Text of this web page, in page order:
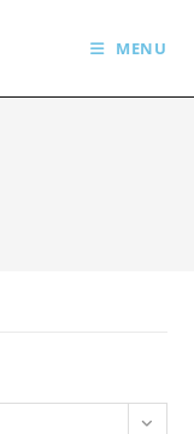
MENU